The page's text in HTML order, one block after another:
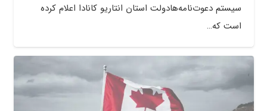
سیستم دعوت‌نامه‌هادولت استان انتاریو کانادا اعلام کرده
است که…